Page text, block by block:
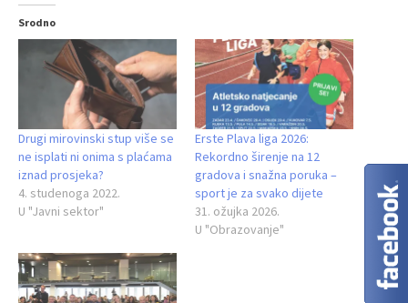
Srodno
Drugi mirovinski stup više se
ne isplati ni onima s plaćama
iznad prosjeka?
4. studenoga 2022.
U "Javni sektor"
Erste Plava liga 2026:
Rekordno širenje na 12
gradova i snažna poruka –
sport je za svako dijete
31. ožujka 2026.
U "Obrazovanje"